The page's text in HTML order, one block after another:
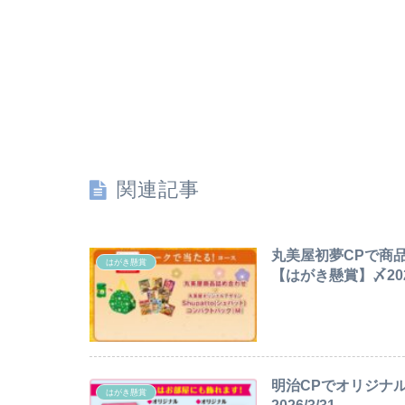
関連記事
はがき懸賞
丸美屋初夢CPで商
【はがき懸賞】〆
はがき懸賞
明治CPでオリジナ